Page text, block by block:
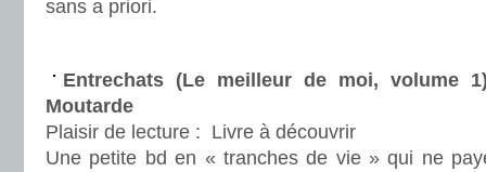
sans a priori.
Entrechats (Le meilleur de moi, volume
Moutarde
Plaisir de lecture : Livre à découvrir
Une petite bd en « tranches de vie » qui ne